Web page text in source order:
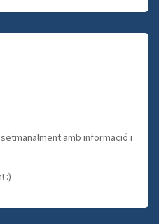
amb informació i
:)